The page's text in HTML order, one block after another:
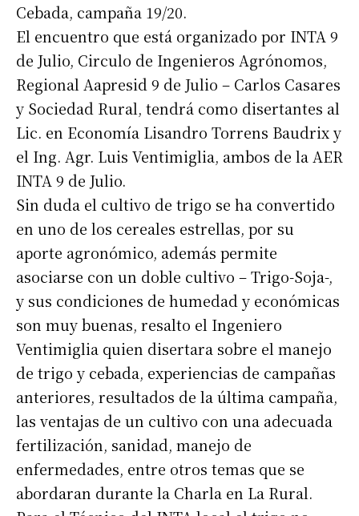
Cebada, campaña 19/20.
El encuentro que está organizado por INTA 9
de Julio, Circulo de Ingenieros Agrónomos,
Regional Aapresid 9 de Julio – Carlos Casares
y Sociedad Rural, tendrá como disertantes al
Lic. en Economía Lisandro Torrens Baudrix y
el Ing. Agr. Luis Ventimiglia, ambos de la AER
INTA 9 de Julio.
Sin duda el cultivo de trigo se ha convertido
en uno de los cereales estrellas, por su
aporte agronómico, además permite
asociarse con un doble cultivo – Trigo-Soja-,
y sus condiciones de humedad y económicas
son muy buenas, resalto el Ingeniero
Ventimiglia quien disertara sobre el manejo
de trigo y cebada, experiencias de campañas
anteriores, resultados de la última campaña,
las ventajas de un cultivo con una adecuada
fertilización, sanidad, manejo de
enfermedades, entre otros temas que se
abordaran durante la Charla en La Rural.